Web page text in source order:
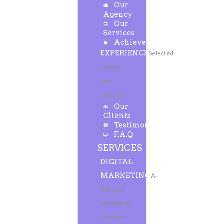
Our
Agency
Our
Services
Achievements
EXPERIENCE Selected
clients
and
projects
Our
Clients
Testimonials
F.A.Q
SERVICES
DIGITAL
MARKETING A-
Z Digital
Marketing
Services